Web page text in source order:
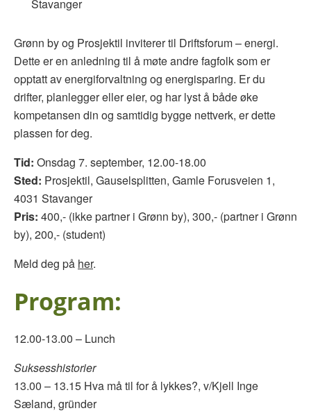
Stavanger
Grønn by og Prosjektil inviterer til Driftsforum – energi.
Dette er en anledning til å møte andre fagfolk som er
opptatt av energiforvaltning og energisparing. Er du
drifter, planlegger eller eier, og har lyst å både øke
kompetansen din og samtidig bygge nettverk, er dette
plassen for deg.
Tid: Onsdag 7. september, 12.00-18.00
Sted: Prosjektil, Gauselsplitten, Gamle Forusveien 1,
4031 Stavanger
Pris: 400,- (ikke partner i Grønn by), 300,- (partner i Grønn
by), 200,- (student)
Meld deg på her.
Program:
12.00-13.00 – Lunch
Suksesshistorier
13.00 – 13.15 Hva må til for å lykkes?, v/Kjell Inge
Sæland, gründer